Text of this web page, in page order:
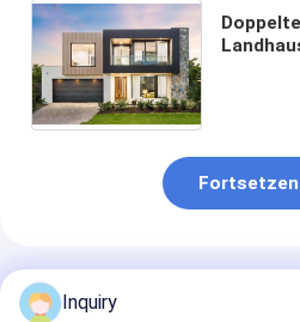
Fortsetzen
Empfohlene Produkte
Inquiry